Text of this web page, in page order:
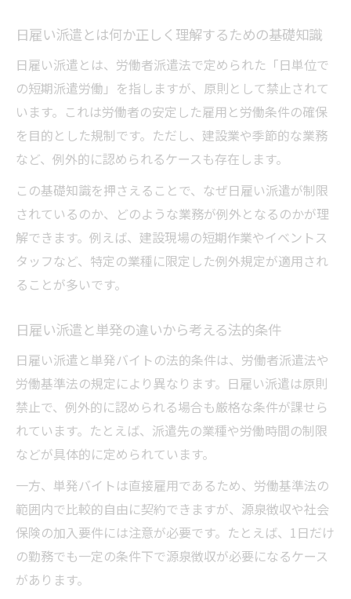
き
日雇い派遣の例外要件を業務別に押さえる
方法
日雇い派遣の例外業務で注意すべき条件と
は
日雇い派遣と例外業務の管理に必要な知識
源泉徴収が必要となる日雇いの実例
日雇いで源泉徴収が必要になる条件を解説
日雇い労働の源泉徴収が発生するケース例
日雇い派遣で源泉徴収される場合の流れ
日雇いバイトの収入申告と源泉徴収の実態
日雇い派遣禁止の理由と例外業務の実態
日雇い派遣禁止の理由と法的な根拠を解説
日雇い派遣禁止の抜け道や例外業務の実情
日雇い派遣が禁止となる背景と現場対応策
日雇い派遣の例外要件と現場での誤解を防
日雇い派遣禁止例外の業務内容と管理の注
日雇い派遣とは何か正しく理解するための基礎知識
日雇い派遣とは、労働者派遣法で定められた「日単位で
の短期派遣労働」を指しますが、原則として禁止されて
います。これは労働者の安定した雇用と労働条件の確保
を目的とした規制です。ただし、建設業や季節的な業務
など、例外的に認められるケースも存在します。
この基礎知識を押さえることで、なぜ日雇い派遣が制限
されているのか、どのような業務が例外となるのかが理
解できます。例えば、建設現場の短期作業やイベントス
タッフなど、特定の業種に限定した例外規定が適用され
ることが多いです。
日雇い派遣と単発の違いから考える法的条件
日雇い派遣と単発バイトの法的条件は、労働者派遣法や
労働基準法の規定により異なります。日雇い派遣は原則
禁止で、例外的に認められる場合も厳格な条件が課せら
れています。たとえば、派遣先の業種や労働時間の制限
などが具体的に定められています。
一方、単発バイトは直接雇用であるため、労働基準法の
範囲内で比較的自由に契約できますが、源泉徴収や社会
保険の加入要件には注意が必要です。たとえば、1日だけ
の勤務でも一定の条件下で源泉徴収が必要になるケース
があります。